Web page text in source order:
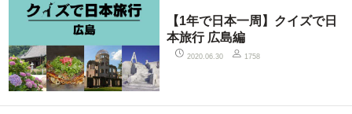
【1年で日本一周】クイズで日
本旅行 広島編
2020.06.30 1758